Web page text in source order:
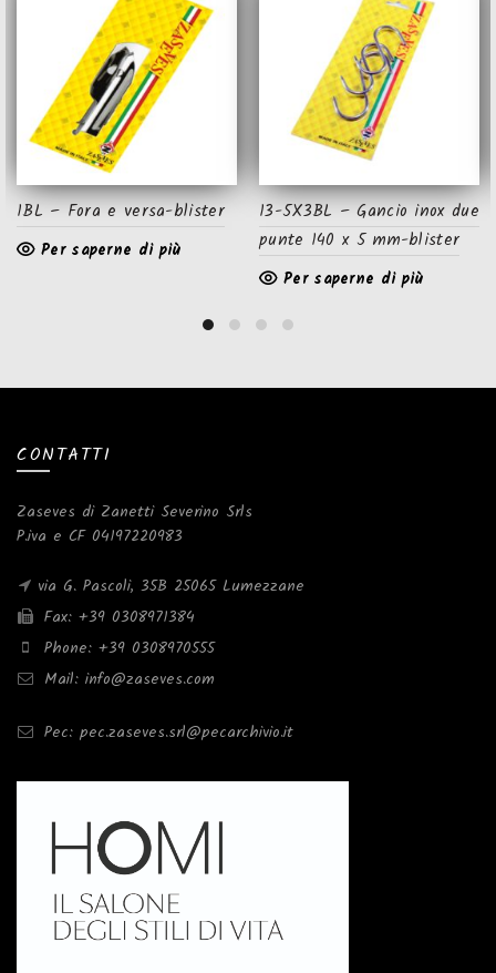
1BL – Fora e versa-blister
Per saperne di più
13-5X3BL – Gancio inox due
punte 140 x 5 mm-blister
Per saperne di più
CONTATTI
Zaseves di Zanetti Severino Srls
P.iva e CF 04197220983
via G. Pascoli, 35B 25065 Lumezzane
Fax: +39 0308971384
Phone: +39 0308970555
Mail: info@zaseves.com
Pec: pec.zaseves.srl@pecarchivio.it